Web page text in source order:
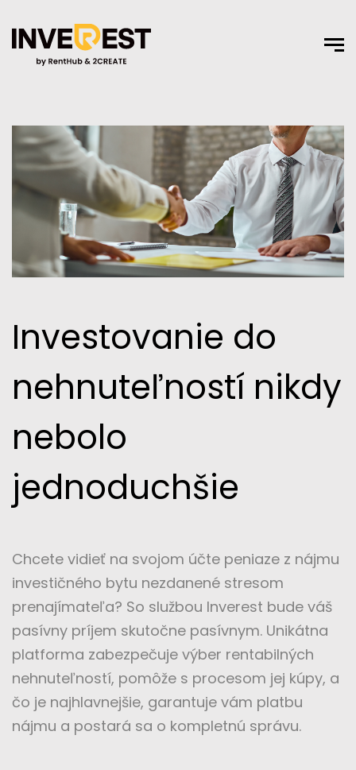
Investovanie do
nehnuteľností nikdy
nebolo
jednoduchšie
Chcete vidieť na svojom účte peniaze z nájmu
investičného bytu nezdanené stresom
prenajímateľa? So službou Inverest bude váš
pasívny príjem skutočne pasívnym. Unikátna
platforma zabezpečuje výber rentabilných
nehnuteľností, pomôže s procesom jej kúpy, a
čo je najhlavnejšie, garantuje vám platbu
nájmu a postará sa o kompletnú správu.